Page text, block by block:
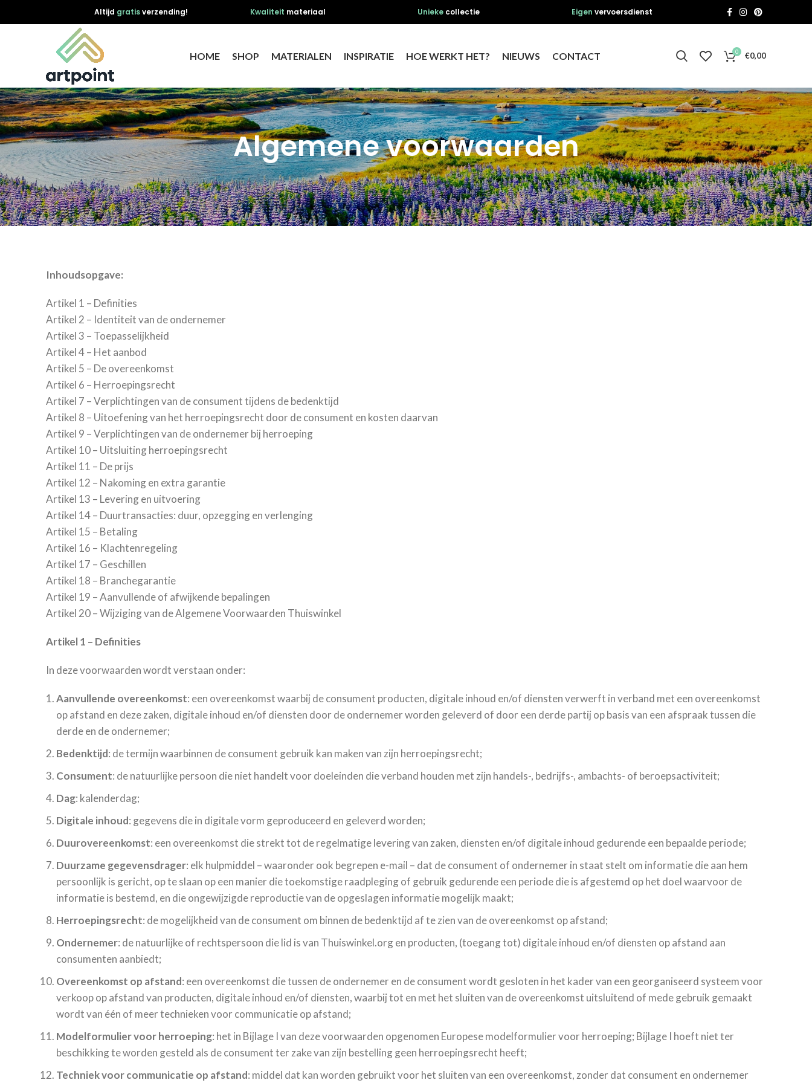
Altijd gratisverzending! Kwaliteit materiaal Unieke collectie Eigen vervoersdienst
HOME SHOP MATERIALEN INSPIRATIE HOE WERKT HET? NIEUWS CONTACT 0 €0,00
Algemene voorwaarden
Inhoudsopgave:
Artikel 1 – Definities
Artikel 2 – Identiteit van de ondernemer
Artikel 3 – Toepasselijkheid
Artikel 4 – Het aanbod
Artikel 5 – De overeenkomst
Artikel 6 – Herroepingsrecht
Artikel 7 – Verplichtingen van de consument tijdens de bedenktijd
Artikel 8 – Uitoefening van het herroepingsrecht door de consument en kosten daarvan
Artikel 9 – Verplichtingen van de ondernemer bij herroeping
Artikel 10 – Uitsluiting herroepingsrecht
Artikel 11 – De prijs
Artikel 12 – Nakoming en extra garantie
Artikel 13 – Levering en uitvoering
Artikel 14 – Duurtransacties: duur, opzegging en verlenging
Artikel 15 – Betaling
Artikel 16 – Klachtenregeling
Artikel 17 – Geschillen
Artikel 18 – Branchegarantie
Artikel 19 – Aanvullende of afwijkende bepalingen
Artikel 20 – Wijziging van de Algemene Voorwaarden Thuiswinkel
Artikel 1 – Definities
In deze voorwaarden wordt verstaan onder:
Aanvullende overeenkomst: een overeenkomst waarbij de consument producten, digitale inhoud en/of diensten verwerft in verband met een overeenkomst
op afstand en deze zaken, digitale inhoud en/of diensten door de ondernemer worden geleverd of door een derde partij op basis van een afspraak tussen die
derde en de ondernemer;
Bedenktijd: de termijn waarbinnen de consument gebruik kan maken van zijn herroepingsrecht;
Consument: de natuurlijke persoon die niet handelt voor doeleinden die verband houden met zijn handels-, bedrijfs-, ambachts- of beroepsactiviteit;
Dag: kalenderdag;
Digitale inhoud: gegevens die in digitale vorm geproduceerd en geleverd worden;
Duurovereenkomst: een overeenkomst die strekt tot de regelmatige levering van zaken, diensten en/of digitale inhoud gedurende een bepaalde periode;
Duurzame gegevensdrager: elk hulpmiddel – waaronder ook begrepen e-mail – dat de consument of ondernemer in staat stelt om informatie die aan hem
persoonlijk is gericht, op te slaan op een manier die toekomstige raadpleging of gebruik gedurende een periode die is afgestemd op het doel waarvoor de
informatie is bestemd, en die ongewijzigde reproductie van de opgeslagen informatie mogelijk maakt;
Herroepingsrecht: de mogelijkheid van de consument om binnen de bedenktijd af te zien van de overeenkomst op afstand;
Ondernemer: de natuurlijke of rechtspersoon die lid is van Thuiswinkel.org en producten, (toegang tot) digitale inhoud en/of diensten op afstand aan
consumenten aanbiedt;
Overeenkomst op afstand: een overeenkomst die tussen de ondernemer en de consument wordt gesloten in het kader van een georganiseerd systeem voor
verkoop op afstand van producten, digitale inhoud en/of diensten, waarbij tot en met het sluiten van de overeenkomst uitsluitend of mede gebruik gemaakt
wordt van één of meer technieken voor communicatie op afstand;
Modelformulier voor herroeping: het in Bijlage I van deze voorwaarden opgenomen Europese modelformulier voor herroeping; Bijlage I hoeft niet ter
beschikking te worden gesteld als de consument ter zake van zijn bestelling geen herroepingsrecht heeft;
Techniek voor communicatie op afstand: middel dat kan worden gebruikt voor het sluiten van een overeenkomst, zonder dat consument en ondernemer